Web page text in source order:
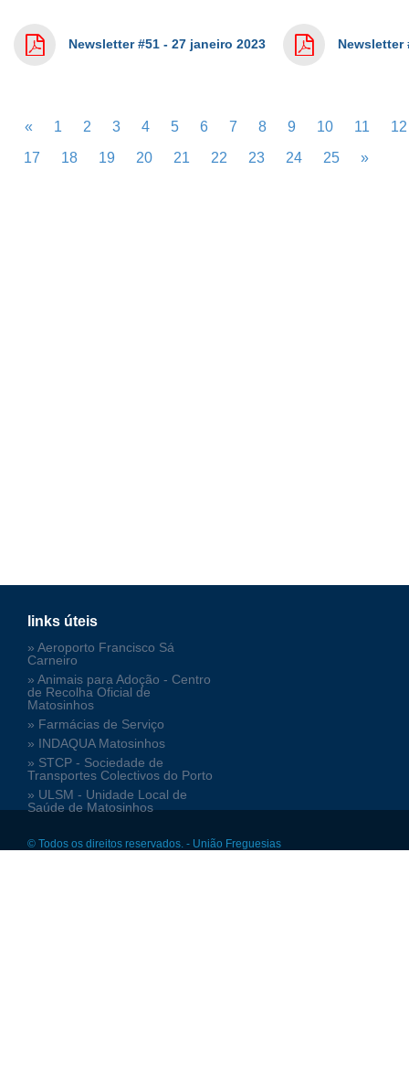
Newsletter #51 - 27 janeiro 2023 Newsletter
« 1 2 3 4 5 6 7 8 9 10 11
12
17
18 19 20 21 22 23 24 25 »
links úteis
» Aeroporto Francisco Sá
Carneiro
» Animais para Adoção - Centro
de Recolha Oficial de
Matosinhos
» Farmácias de Serviço
» INDAQUA Matosinhos
» STCP - Sociedade de
Transportes Colectivos do Porto
» ULSM - Unidade Local de
Saúde de Matosinhos
© Todos os direitos reservados. - União Freguesias